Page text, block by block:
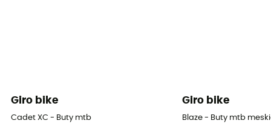
Giro bike
Cadet XC - Buty mtb
Giro bike
Blaze - Buty mtb